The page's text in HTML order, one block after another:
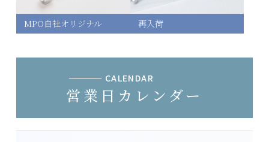
MPO自社オリジナル 再入荷
CALENDAR
営業日カレンダー